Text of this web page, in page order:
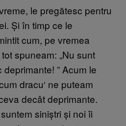
le pregătesc pentru
Și în timp ce le
cum, pe vremea
spuneam: „Nu sunt
deprimante! ” Acum le
dracu‘ ne puteam
decât deprimante.
siniștri și noi îi